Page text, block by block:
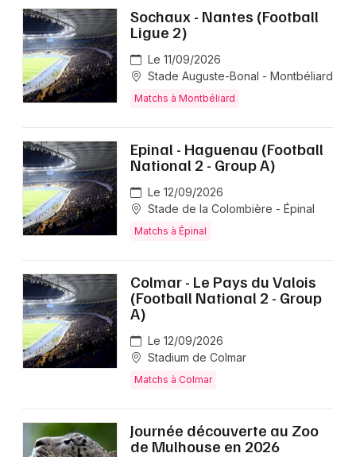
Sochaux - Nantes (Football
Ligue 2)
Le 11/09/2026
Stade Auguste-Bonal - Montbéliard
Matchs à Montbéliard
Epinal - Haguenau (Football
National 2 - Group A)
Le 12/09/2026
Stade de la Colombière - Épinal
Matchs à Épinal
Colmar - Le Pays du Valois
(Football National 2 - Group
A)
Le 12/09/2026
Stadium de Colmar
Matchs à Colmar
Journée découverte au Zoo
de Mulhouse en 2026